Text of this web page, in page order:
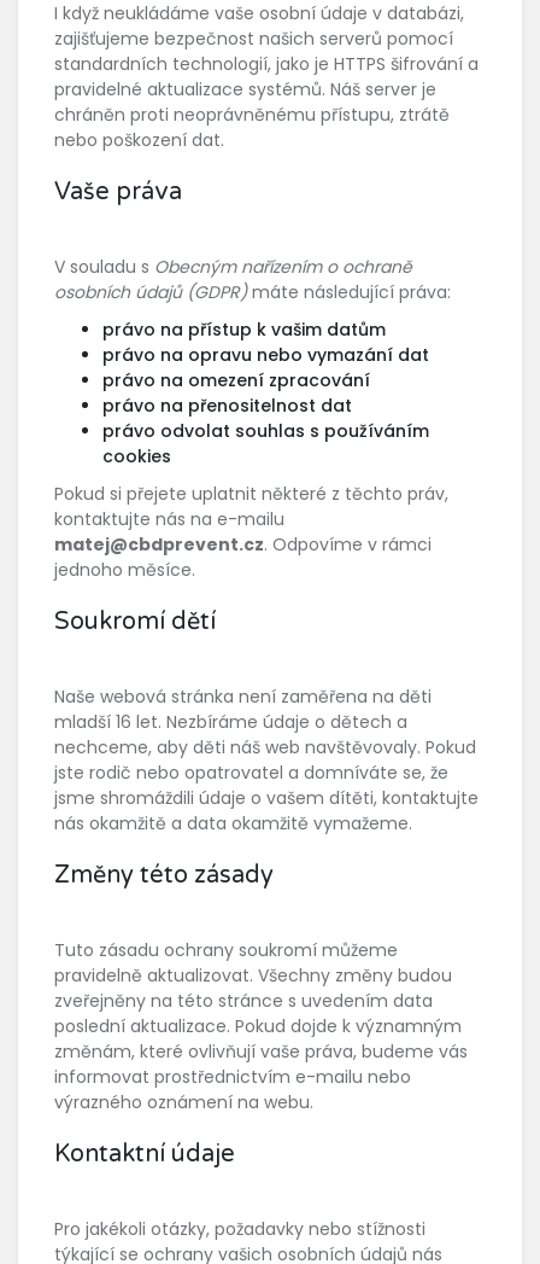
I když neukládáme vaše osobní údaje v databázi,
zajišťujeme bezpečnost našich serverů pomocí
standardních technologií, jako je HTTPS šifrování a
pravidelné aktualizace systémů. Náš server je
chráněn proti neoprávněnému přístupu, ztrátě
nebo poškození dat.
Vaše práva
V souladu s Obecným nařízením o ochraně
osobních údajů (GDPR)máte následující práva:
právo na přístup k vašim datům
právo na opravu nebo vymazání dat
právo na omezení zpracování
právo na přenositelnost dat
právo odvolat souhlas s používáním
cookies
Pokud si přejete uplatnit některé z těchto práv,
kontaktujte nás na e-mailu
matej@cbdprevent.cz. Odpovíme v rámci
jednoho měsíce.
Soukromí dětí
Naše webová stránka není zaměřena na děti
mladší 16 let. Nezbíráme údaje o dětech a
nechceme, aby děti náš web navštěvovaly. Pokud
jste rodič nebo opatrovatel a domníváte se, že
jsme shromáždili údaje o vašem dítěti, kontaktujte
nás okamžitě a data okamžitě vymažeme.
Změny této zásady
Tuto zásadu ochrany soukromí můžeme
pravidelně aktualizovat. Všechny změny budou
zveřejněny na této stránce s uvedením data
poslední aktualizace. Pokud dojde k významným
změnám, které ovlivňují vaše práva, budeme vás
informovat prostřednictvím e-mailu nebo
výrazného oznámení na webu.
Kontaktní údaje
Pro jakékoli otázky, požadavky nebo stížnosti
týkající se ochrany vašich osobních údajů nás